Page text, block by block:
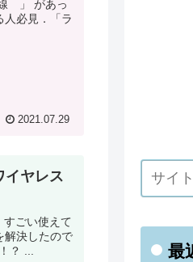
」 があっ
人必見．「ラ
2021.07.29
ヤレス
ごい使えて
解決したので
？ ...
最